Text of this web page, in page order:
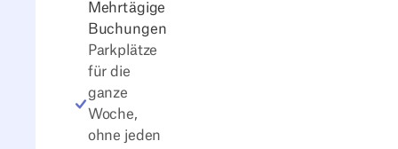
Mehrtägige
Buchungen
Parkplätze
für die
ganze
Woche,
ohne jeden